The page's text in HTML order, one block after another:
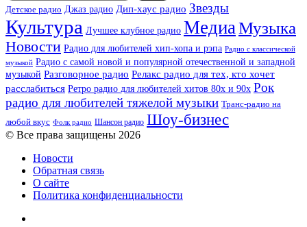
Детское радио Джаз радио Дип-хаус радио Звезды
Культура Лучшее клубное радио МедиаМузыка
Новости Радио для любителей хип-хопа и рэпа Радио с классической
музыкой Радио с самой новой и популярной отечественной и западной
музыкой Разговорное радио Релакс радио для тех, кто хочет
расслабиться Ретро радио для любителей хитов 80х и 90х Рок
радио для любителей тяжелой музыки Транс-радио на
любой вкус Фолк радио Шансон радио Шоу-бизнес
© Все права защищены 2026
Новости
Обратная связь
О сайте
Политика конфиденциальности